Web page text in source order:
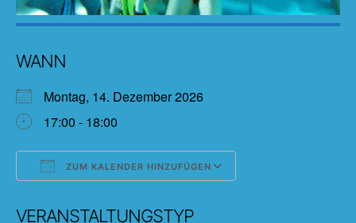
WANN
Montag, 14. Dezember 2026
17:00 - 18:00
ZUM KALENDER HINZUFÜGEN
VERANSTALTUNGSTYP